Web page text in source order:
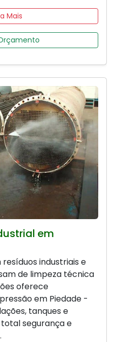
Mais
em
industriais e
de limpeza técnica
oferece
em Piedade -
tanques e
segurança e